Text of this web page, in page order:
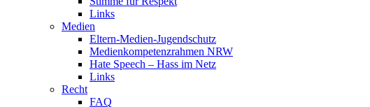
Links
Medien
Eltern-Medien-Jugendschutz
Medienkompetenzrahmen NRW
Hate Speech – Hass im Netz
Links
Recht
FAQ